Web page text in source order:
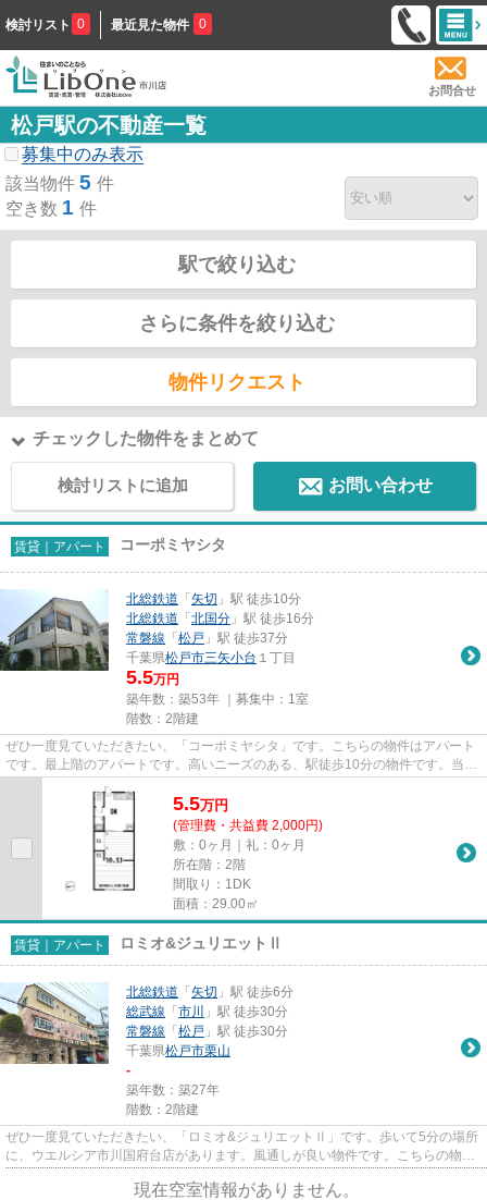
検討リスト 0 最近見た物件 0
お問合せ
松戸駅の不動産一覧
募集中のみ表示
該当物件 5 件
空き数 1 件
駅で絞り込む
さらに条件を絞り込む
物件リクエスト
チェックした物件をまとめて
検討リストに追加 お問い合わせ
賃貸｜アパート コーポミヤシタ
北総鉄道 「 矢切 」駅 徒歩10分
北総鉄道 「 北国分 」駅 徒歩16分
常磐線 「 松戸 」駅 徒歩37分
千葉県松戸市三矢小台 １丁目
5.5万円
築年数：築53年 ｜募集中： 1室
階数：2階建
ぜひ一度見ていただきたい、「コーポミヤシタ」です。こちらの物件はアパート
です。最上階のアパートです。高いニーズのある、駅徒歩10分の物件です。当社
スタッフが地域の賃貸情報を...
5.5万円
(管理費・共益費 2,000円)
敷：0ヶ月｜礼：0ヶ月
所在階：2階
間取り：1DK
面積：29.00㎡
賃貸｜アパート ロミオ&ジュリエットⅡ
北総鉄道 「 矢切 」駅 徒歩6分
総武線 「 市川
」駅 徒歩30分
常磐線 「 松戸 」駅 徒歩30分
千葉県松戸市栗山
-
築年数：築27年
階数：2階建
ぜひ一度見ていただきたい、「ロミオ&ジュリエットⅡ」です。歩いて5分の場所
に、ウエルシア市川国府台店があります。風通しが良い物件です。こちらの物件
現在空室情報がありません。